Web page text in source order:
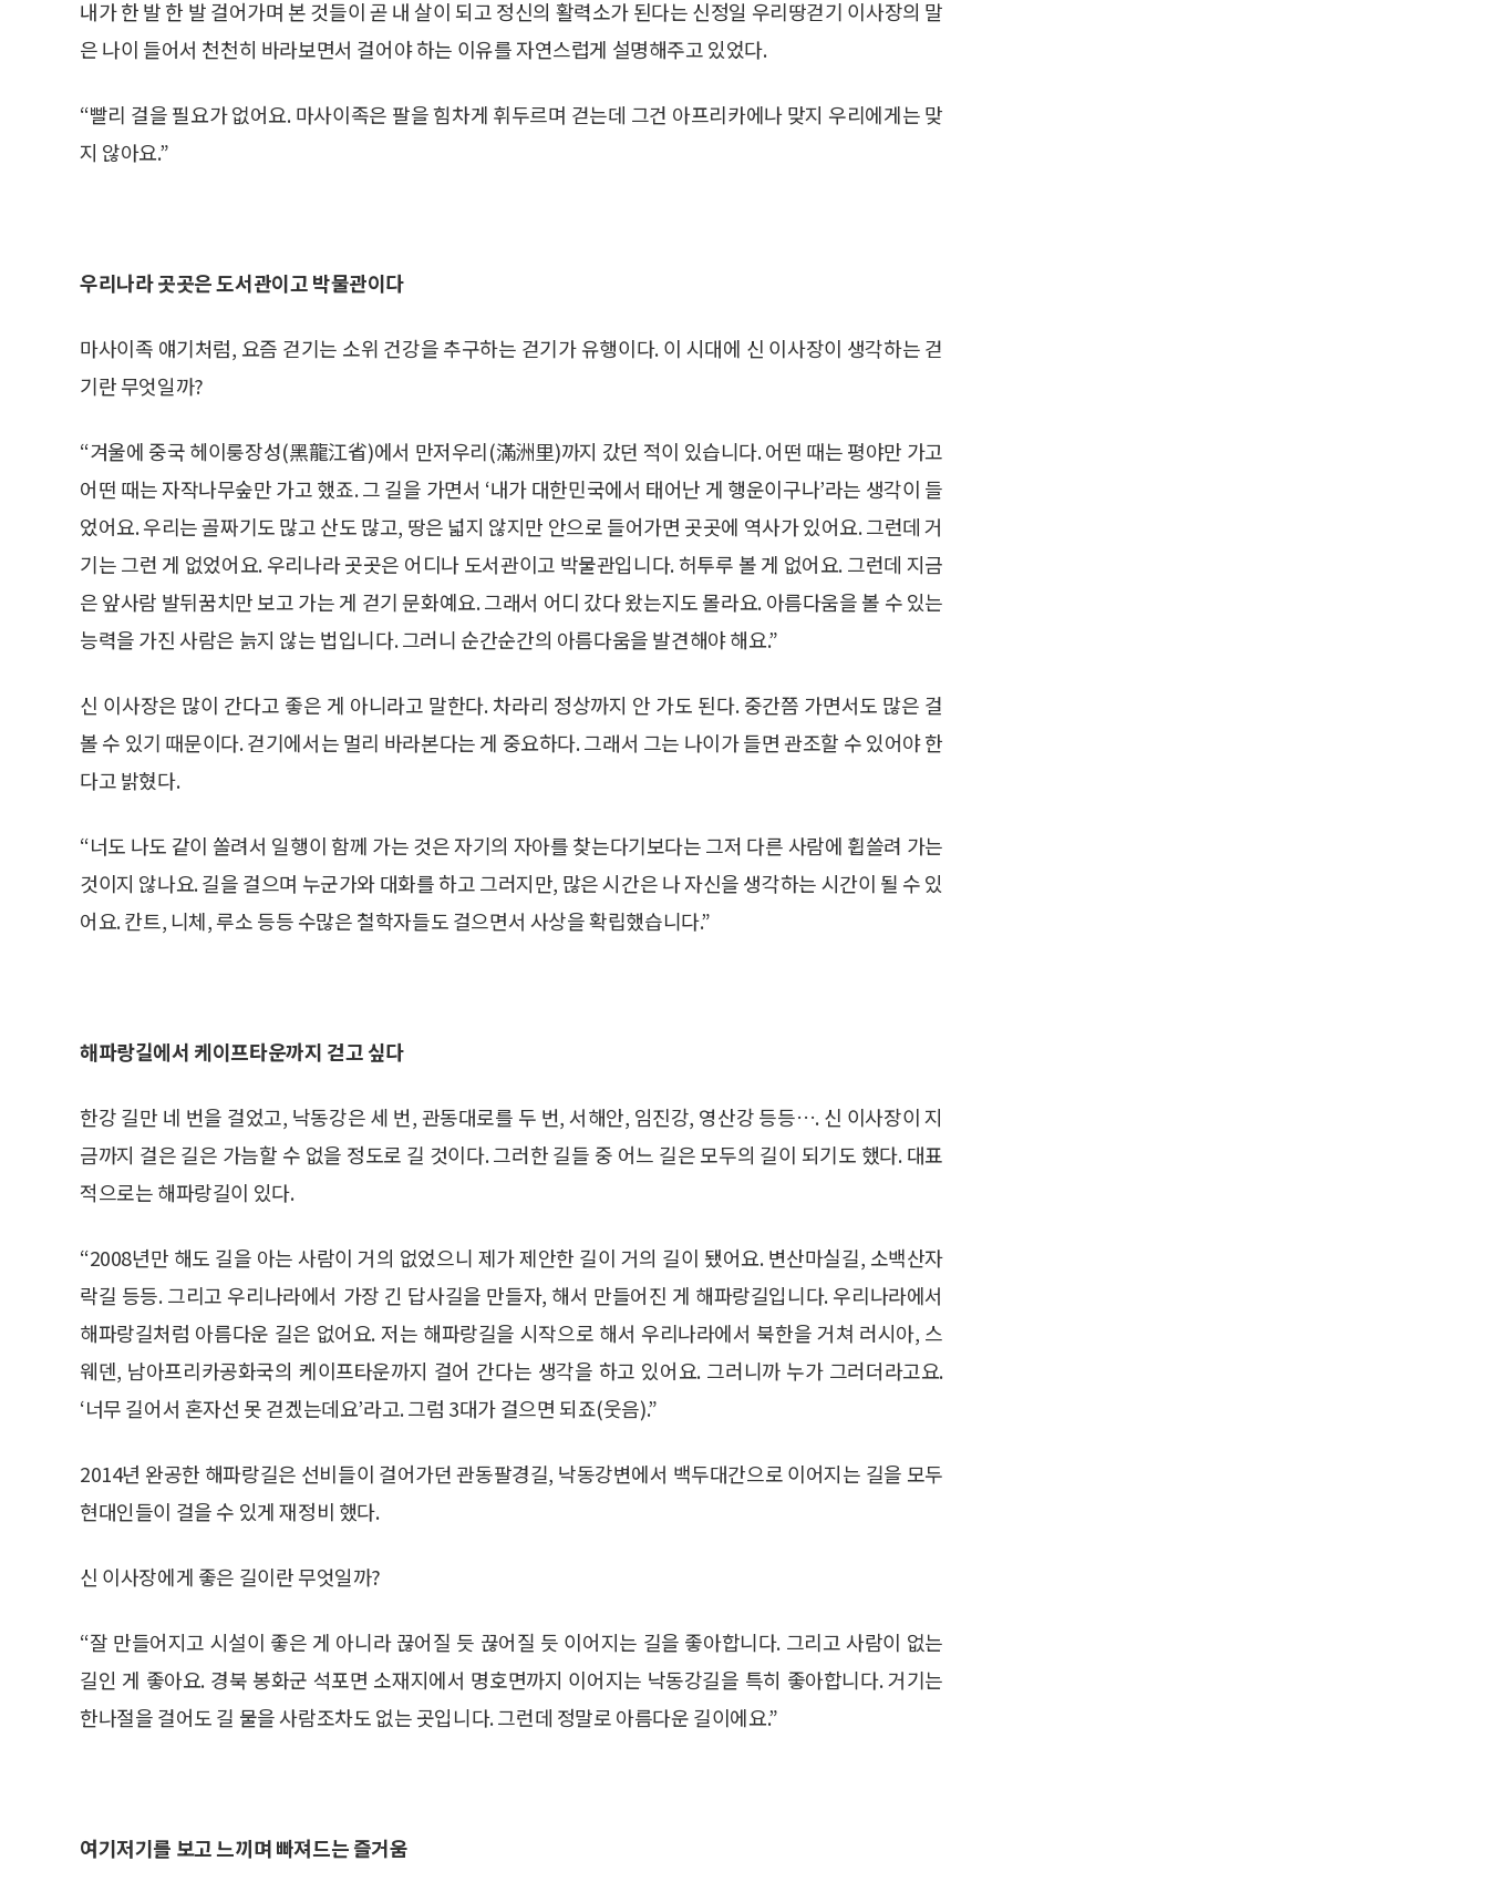
내가 한 발 한 발 걸어가며 본 것들이 곧 내 살이 되고 정신의 활력소가 된다는 신정일 우리땅걷기 이사장의 말
은 나이 들어서 천천히 바라보면서 걸어야 하는 이유를 자연스럽게 설명해주고 있었다.
“빨리 걸을 필요가 없어요. 마사이족은 팔을 힘차게 휘두르며 걷는데 그건 아프리카에나 맞지 우리에게는 맞
지 않아요.”
우리나라 곳곳은 도서관이고 박물관이다
마사이족 얘기처럼, 요즘 걷기는 소위 건강을 추구하는 걷기가 유행이다. 이 시대에 신 이사장이 생각하는 걷
기란 무엇일까?
“겨울에 중국 헤이룽장성(黑龍江省)에서 만저우리(滿洲里)까지 갔던 적이 있습니다. 어떤 때는 평야만 가고
어떤 때는 자작나무숲만 가고 했죠. 그 길을 가면서 ‘내가 대한민국에서 태어난 게 행운이구나’라는 생각이 들
었어요. 우리는 골짜기도 많고 산도 많고, 땅은 넓지 않지만 안으로 들어가면 곳곳에 역사가 있어요. 그런데 거
기는 그런 게 없었어요. 우리나라 곳곳은 어디나 도서관이고 박물관입니다. 허투루 볼 게 없어요. 그런데 지금
은 앞사람 발뒤꿈치만 보고 가는 게 걷기 문화예요. 그래서 어디 갔다 왔는지도 몰라요. 아름다움을 볼 수 있는
능력을 가진 사람은 늙지 않는 법입니다. 그러니 순간순간의 아름다움을 발견해야 해요.”
신 이사장은 많이 간다고 좋은 게 아니라고 말한다. 차라리 정상까지 안 가도 된다. 중간쯤 가면서도 많은 걸
볼 수 있기 때문이다. 걷기에서는 멀리 바라본다는 게 중요하다. 그래서 그는 나이가 들면 관조할 수 있어야 한
다고 밝혔다.
“너도 나도 같이 쏠려서 일행이 함께 가는 것은 자기의 자아를 찾는다기보다는 그저 다른 사람에 휩쓸려 가는
것이지 않나요. 길을 걸으며 누군가와 대화를 하고 그러지만, 많은 시간은 나 자신을 생각하는 시간이 될 수 있
어요. 칸트, 니체, 루소 등등 수많은 철학자들도 걸으면서 사상을 확립했습니다.”
해파랑길에서 케이프타운까지 걷고 싶다
한강 길만 네 번을 걸었고, 낙동강은 세 번, 관동대로를 두 번, 서해안, 임진강, 영산강 등등…. 신 이사장이 지
금까지 걸은 길은 가늠할 수 없을 정도로 길 것이다. 그러한 길들 중 어느 길은 모두의 길이 되기도 했다. 대표
적으로는 해파랑길이 있다.
“2008년만 해도 길을 아는 사람이 거의 없었으니 제가 제안한 길이 거의 길이 됐어요. 변산마실길, 소백산자
락길 등등. 그리고 우리나라에서 가장 긴 답사길을 만들자, 해서 만들어진 게 해파랑길입니다. 우리나라에서
해파랑길처럼 아름다운 길은 없어요. 저는 해파랑길을 시작으로 해서 우리나라에서 북한을 거쳐 러시아, 스
웨덴, 남아프리카공화국의 케이프타운까지 걸어 간다는 생각을 하고 있어요. 그러니까 누가 그러더라고요.
‘너무 길어서 혼자선 못 걷겠는데요’라고. 그럼 3대가 걸으면 되죠(웃음).”
2014년 완공한 해파랑길은 선비들이 걸어가던 관동팔경길, 낙동강변에서 백두대간으로 이어지는 길을 모두
현대인들이 걸을 수 있게 재정비 했다.
신 이사장에게 좋은 길이란 무엇일까?
“잘 만들어지고 시설이 좋은 게 아니라 끊어질 듯 끊어질 듯 이어지는 길을 좋아합니다. 그리고 사람이 없는
길인 게 좋아요. 경북 봉화군 석포면 소재지에서 명호면까지 이어지는 낙동강길을 특히 좋아합니다. 거기는
한나절을 걸어도 길 물을 사람조차도 없는 곳입니다. 그런데 정말로 아름다운 길이에요.”
여기저기를 보고 느끼며 빠져드는 즐거움